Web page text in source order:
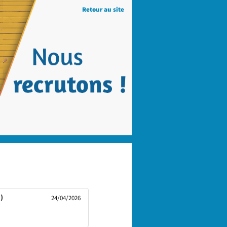
Retour au site
24/04/2026
(Nouvelle